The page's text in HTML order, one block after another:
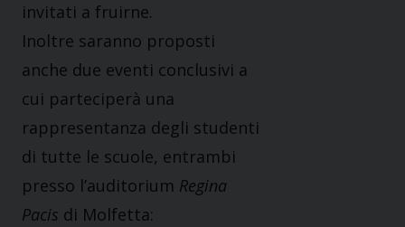
invitati a fruirne.
Inoltre saranno proposti
anche due eventi conclusivi a
cui parteciperà una
rappresentanza degli studenti
di tutte le scuole, entrambi
presso l’auditorium Regina
Pacis di Molfetta: